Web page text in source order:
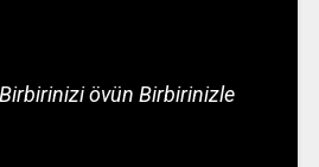
övün Birbirinizle